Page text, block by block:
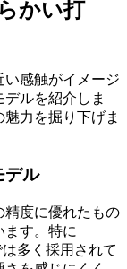
かい打
感触がイメージ
ルを紹介しま
力を掘り下げま
デル
精度に優れたもの
ます。特に
多く採用されて